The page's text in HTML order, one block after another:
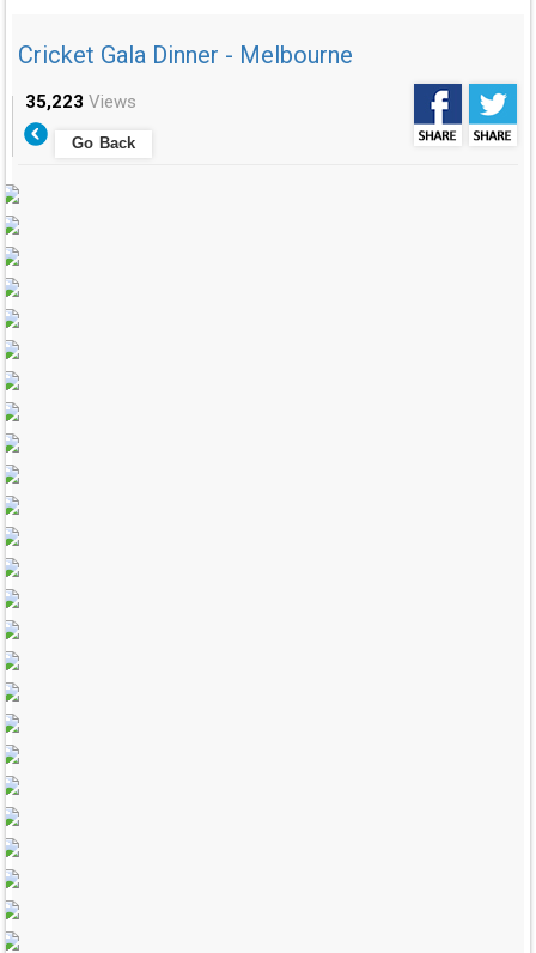
Cricket Gala Dinner - Melbourne
35,223 Views
Go Back